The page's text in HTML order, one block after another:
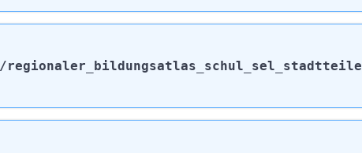
/regionaler_bildungsatlas_schul_sel_stadtteile